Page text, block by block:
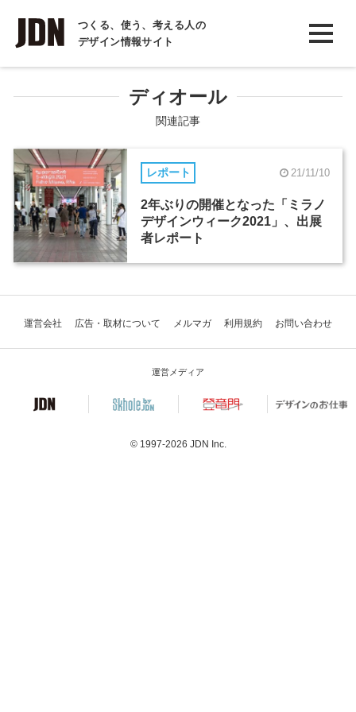
つくる、使う、考える人の
デザイン情報サイト
INTERVIEW
インタビュー
COLUMN
コラム
ディオール
関連記事
レポート 21/11/10
2年ぶりの開催となった「ミラノ
デザインウィーク2021」、出展
者レポート
運営会社 広告・取材について メルマガ 利用規約 お問い合わせ
運営メディア
© 1997-2026 JDN Inc.